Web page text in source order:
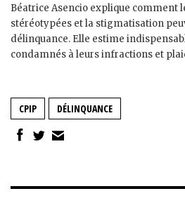
Béatrice Asencio explique comment
stéréotypées et la stigmatisation
délinquance. Elle estime
condamnés à leurs infractions et
CPIP DÉLINQUANCE